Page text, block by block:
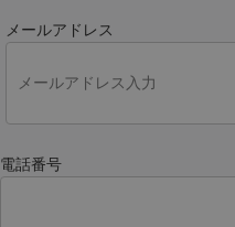
メールアドレス
電話番号